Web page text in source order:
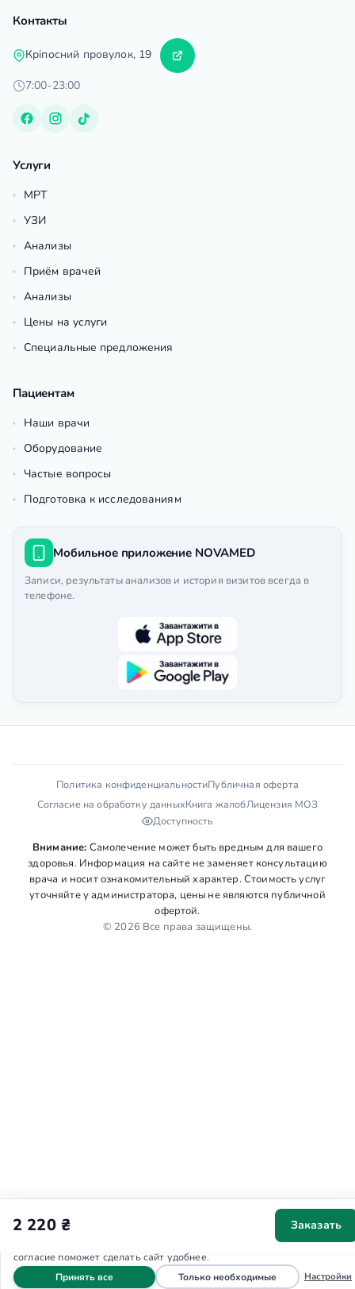
2 220 ₴ Заказать
Контакты
Кріпосний провулок, 19
7:00-23:00
Услуги
МРТ
УЗИ
Анализы
Приём врачей
Анализы
Цены на услуги
Специальные предложения
Пациентам
Наши врачи
Оборудование
Частые вопросы
Подготовка к исследованиям
Мобильное приложение NOVAMED
Записи, результаты анализов и история визитов всегда в
телефоне.
Политика конфиденциальностиПубличная оферта
Согласие на обработку данныхКнига жалобЛицензия МОЗ
Доступность
Внимание: Самолечение может быть вредным для вашего
здоровья. Информация на сайте не заменяет консультацию
врача и носит ознакомительный характер. Стоимость услуг
уточняйте у администратора, цены не являются публичной
офертой.
© 2026 Все права защищены.
Мы используем cookies для аналитики и персонализации. Ваше
согласие поможет сделать сайт удобнее.
Принять всефайлы cookie Только необходимые файлы cookie
Настройки